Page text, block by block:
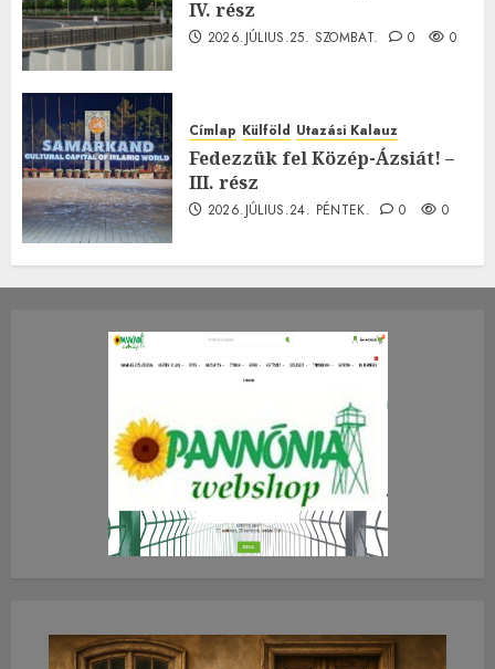
IV. rész
2026.JÚLIUS.25. SZOMBAT. 0 0
Címlap Külföld Utazási Kalauz
Fedezzük fel Közép-Ázsiát! –
III. rész
2026.JÚLIUS.24. PÉNTEK. 0 0